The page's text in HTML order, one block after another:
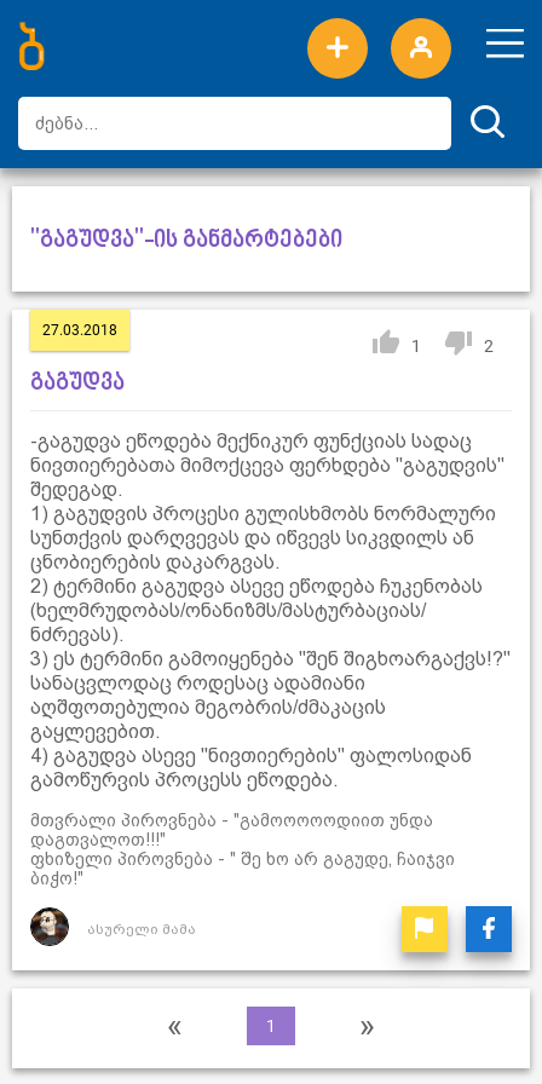
ახალი სიტყვები
ტოპ სიტყვები
დღის ტოპ სიტყვები
ტოპ მომხმარებლები
"გაგუდვა"-ის განმარტებები
27.03.2018
1 2
გაგუდვა
-გაგუდვა ეწოდება მექნიკურ ფუნქციას სადაც
ნივთიერებათა მიმოქცევა ფერხდება "გაგუდვის"
შედეგად.
1) გაგუდვის პროცესი გულისხმობს ნორმალური
სუნთქვის დარღვევას და იწვევს სიკვდილს ან
ცნობიერების დაკარგვას.
2) ტერმინი გაგუდვა ასევე ეწოდება ჩუკენობას
(ხელმრუდობას/ონანიზმს/მასტურბაციას/
ნძრევას).
3) ეს ტერმინი გამოიყენება "შენ შიგხოარგაქვს!?"
სანაცვლოდაც როდესაც ადამიანი
აღშფოთებულია მეგობრის/ძმაკაცის
გაყლევებით.
4) გაგუდვა ასევე "ნივთიერების" ფალოსიდან
გამოწურვის პროცესს ეწოდება.
მთვრალი პიროვნება - "გამოოოოოდიით უნდა
დაგთვალოთ!!!"
ფხიზელი პიროვნება - " შე ხო არ გაგუდე, ჩაიჯვი
ბიჭო!"
ასურელი მამა
« 1 »